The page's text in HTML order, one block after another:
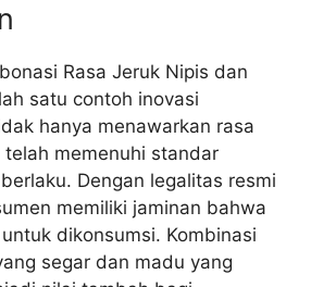
Rasa Jeruk Nipis dan
satu contoh inovasi
hanya menawarkan rasa
memenuhi standar
Dengan legalitas resmi
memiliki jaminan bahwa
dikonsumsi. Kombinasi
segar dan madu yang